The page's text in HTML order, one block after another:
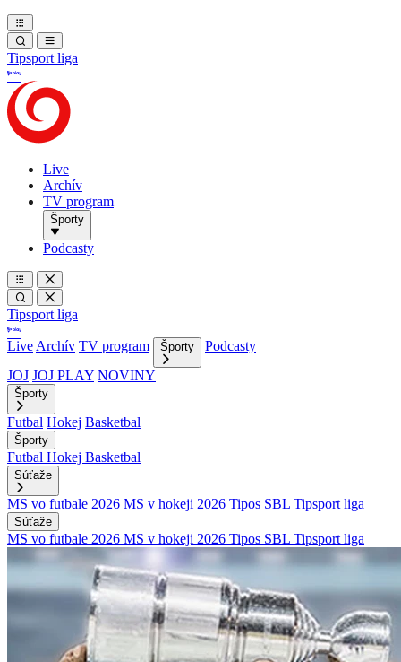
Tipsport liga
Live
Archív
TV program
Športy
Podcasty
Tipsport liga
Live Archív TV program Športy
Podcasty
JOJ JOJ PLAY NOVINY
Športy
Futbal Hokej Basketbal
Športy
Futbal Hokej Basketbal
Súťaže
MS vo futbale 2026 MS v hokeji 2026 Tipos SBL Tipsport liga
Súťaže
MS vo futbale 2026 MS v hokeji 2026 Tipos SBL Tipsport liga